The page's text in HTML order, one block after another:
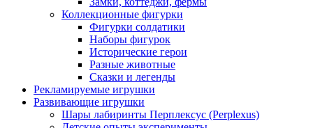
Коллекционные фигурки
Фигурки солдатики
Наборы фигурок
Исторические герои
Разные животные
Сказки и легенды
Рекламируемые игрушки
Развивающие игрушки
Шары лабиринты Перплексус (Perplexus)